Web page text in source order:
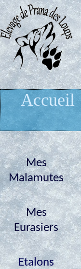
Accueil
Mes
Malamutes
Mes
Eurasiers
Etalons